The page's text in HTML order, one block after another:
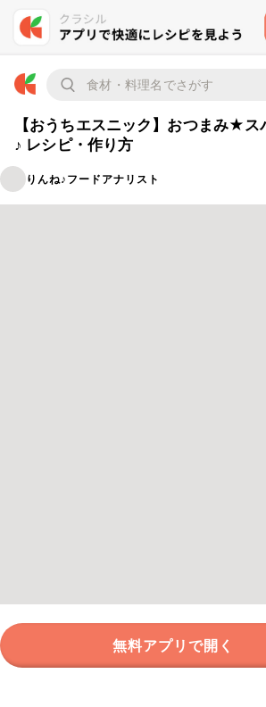
【おうちエスニック】おつまみ★ス
♪ レシピ・作り方
りんね♪フードアナリスト
無料アプリで開く